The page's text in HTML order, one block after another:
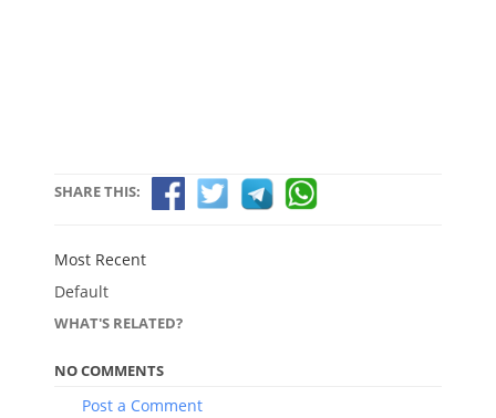
SHARE THIS:
Most Recent
Default
WHAT'S RELATED?
NO COMMENTS
Post a Comment